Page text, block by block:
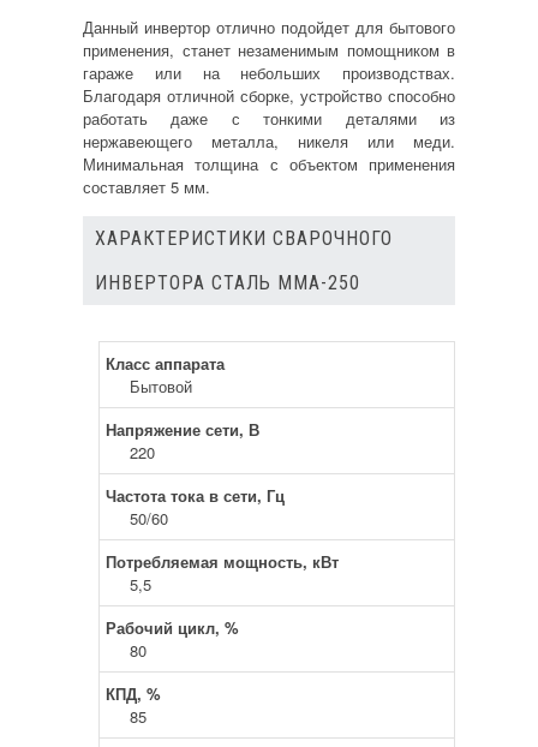
Данный инвертор отлично подойдет для бытового
применения, станет незаменимым помощником в
гараже или на небольших производствах.
Благодаря отличной сборке, устройство способно
работать даже с тонкими деталями из
нержавеющего металла, никеля или меди.
Минимальная толщина с объектом применения
составляет 5 мм.
ХАРАКТЕРИСТИКИ СВАРОЧНОГО
ИНВЕРТОРА СТАЛЬ ММА-250
Класс аппарата
Бытовой
Напряжение сети, В
220
Частота тока в сети, Гц
50/60
Потребляемая мощность, кВт
5,5
Рабочий цикл, %
80
КПД, %
85